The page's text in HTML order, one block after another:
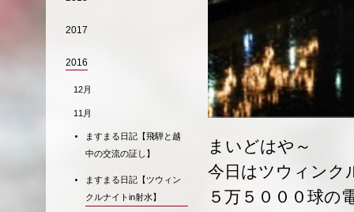
まいどはや～
今日はツウィンク
５万５０００球の
2017
2016
12月
11月
ますまる日記【飛騨と越
中の交流の証し】
ますまる日記【ツウィン
クルナイトin射水】